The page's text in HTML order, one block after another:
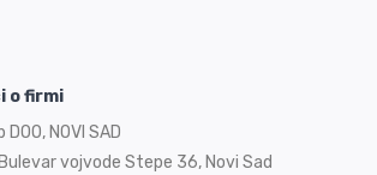
o firmi
NOVI SAD
vojvode Stepe 36, Novi Sad